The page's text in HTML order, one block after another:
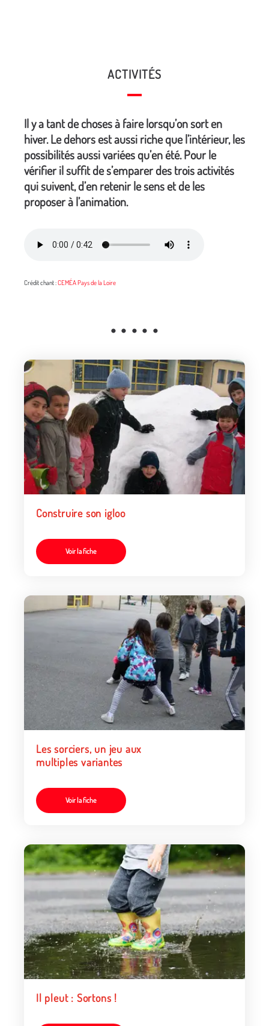
ACTIVITÉS
Il y a tant de choses à faire lorsqu’on sort en
hiver. Le dehors est aussi riche que l’intérieur, les
possibilités aussi variées qu’en été. Pour le
vérifier il suffit de s’emparer des trois activités
qui suivent, d’en retenir le sens et de les
proposer à l’animation.
Crédit chant :CEMÉA Pays de la Loire
• • • • •
Construire son igloo
Voir la fiche
Les sorciers, un jeu aux
multiples variantes
Voir la fiche
Il pleut : Sortons !